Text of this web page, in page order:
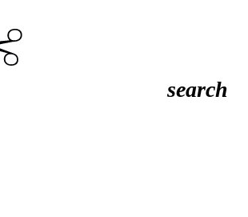
search